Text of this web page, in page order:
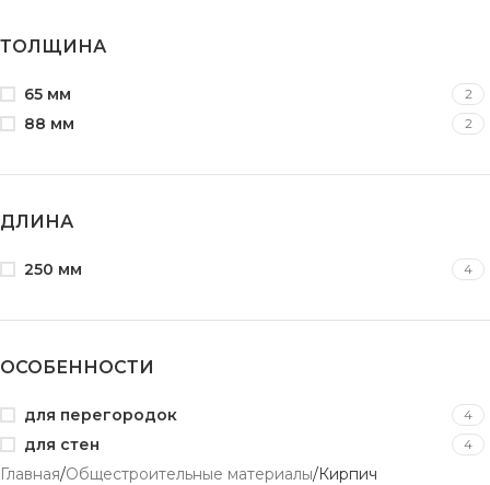
ТОЛЩИНА
65 мм 2
88 мм 2
ДЛИНА
250 мм 4
ОСОБЕННОСТИ
для перегородок 4
для стен 4
Главная Общестроительные материалы Кирпич